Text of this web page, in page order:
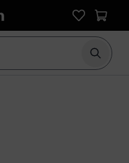
Suche
11 Kundenbewertungen